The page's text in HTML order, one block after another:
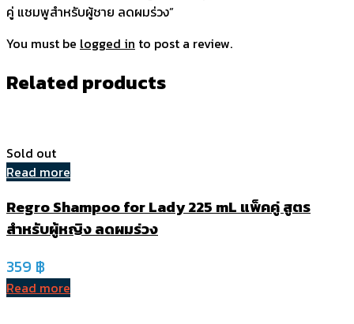
คู่ แชมพูสำหรับผู้ชาย ลดผมร่วง”
You must be logged in to post a review.
Related products
Sold out
Read more
Regro Shampoo for Lady 225 mL แพ็คคู่ สูตร
สำหรับผู้หญิง ลดผมร่วง
359 ฿
Read more